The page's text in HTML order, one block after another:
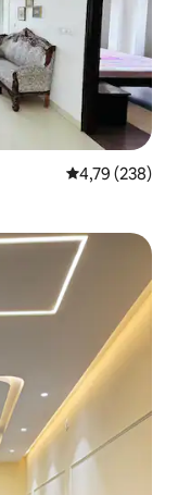
Gemiddelde
4,79 (238)